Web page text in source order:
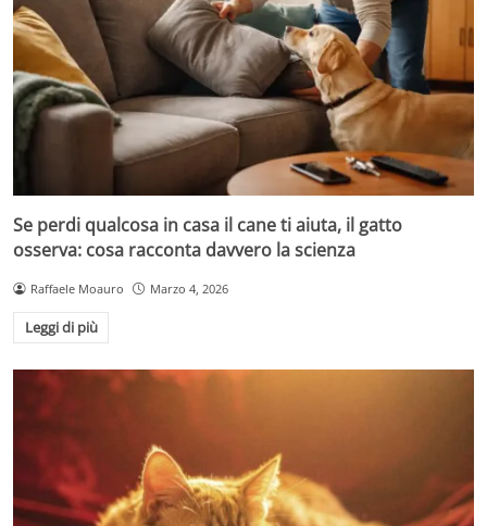
Se perdi qualcosa in casa il cane ti aiuta, il gatto
osserva: cosa racconta davvero la scienza
Raffaele Moauro Marzo 4, 2026
Leggi di più